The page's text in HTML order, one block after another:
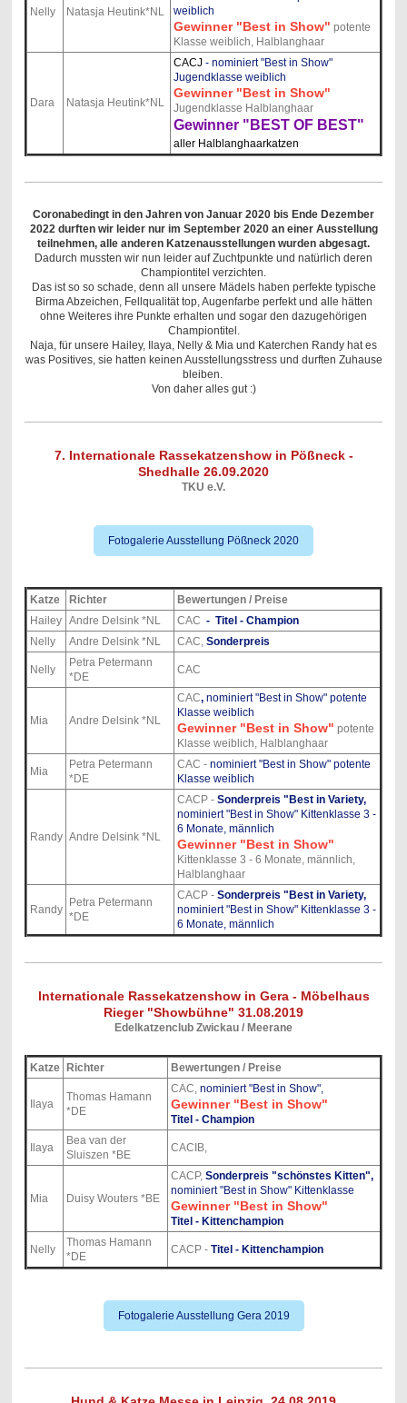
Nelly Natasja Heutink*NL
weiblich
Gewinner "Best in Show" potente
Klasse weiblich, Halblanghaar
Dara Natasja Heutink*NL
CACJ - nominiert "Best in Show"
Jugendklasse weiblich
Gewinner "Best in Show"
Jugendklasse Halblanghaar
Gewinner "BEST OF BEST"
aller Halblanghaarkatzen
Coronabedingt in den Jahren von Januar 2020 bis Ende Dezember
2022 durften wir leider nur im September 2020 an einer Ausstellung
teilnehmen, alle anderen Katzenausstellungen wurden abgesagt.
Dadurch mussten wir nun leider auf Zuchtpunkte und natürlich deren
Championtitel verzichten.
Das ist so so schade, denn all unsere Mädels haben perfekte typische
Birma Abzeichen, Fellqualität top, Augenfarbe perfekt und alle hätten
ohne Weiteres ihre Punkte erhalten und sogar den dazugehörigen
Championtitel.
Naja, für unsere Hailey, Ilaya, Nelly & Mia und Katerchen Randy hat es
was Positives, sie hatten keinen Ausstellungsstress und durften Zuhause
bleiben.
Von daher alles gut :)
7. Internationale Rassekatzenshow in Pößneck -
Shedhalle 26.09.2020
TKU e.V.
Fotogalerie Ausstellung Pößneck 2020
Katze Richter
Bewertungen / Preise
Hailey Andre Delsink *NL CAC - Titel - Champion
Nelly
Andre Delsink *NL CAC, Sonderpreis
Nelly
Petra Petermann
*DE
CAC
Mia Andre Delsink *NL
CAC,nominiert "Best in Show" potente
Klasse weiblich
Gewinner "Best in Show" potente
Klasse weiblich, Halblanghaar
Mia
Petra Petermann
*DE
CAC - nominiert "Best in Show" potente
Klasse weiblich
Randy Andre Delsink *NL
CACP - Sonderpreis "Best in Variety,
nominiert "Best in Show" Kittenklasse 3 -
6 Monate, männlich
Gewinner "Best in Show"
Kittenklasse 3 - 6 Monate, männlich,
Halblanghaar
Randy
Petra Petermann
*DE
CACP - Sonderpreis "Best in Variety,
nominiert "Best in Show" Kittenklasse 3 -
6 Monate, männlich
Internationale Rassekatzenshow in Gera - Möbelhaus
Rieger "Showbühne" 31.08.2019
Edelkatzenclub Zwickau / Meerane
Katze Richter Bewertungen / Preise
Ilaya
Thomas Hamann
*DE
CAC, nominiert "Best in Show",
Gewinner "Best in Show"
Titel - Champion
Ilaya
Bea van der
Sluiszen *BE
CACIB,
Mia Duisy Wouters *BE
CACP, Sonderpreis "schönstes Kitten",
nominiert "Best in Show" Kittenklasse
Gewinner "Best in Show"
Titel - Kittenchampion
Nelly
Thomas Hamann
*DE
CACP - Titel - Kittenchampion
Fotogalerie Ausstellung Gera 2019